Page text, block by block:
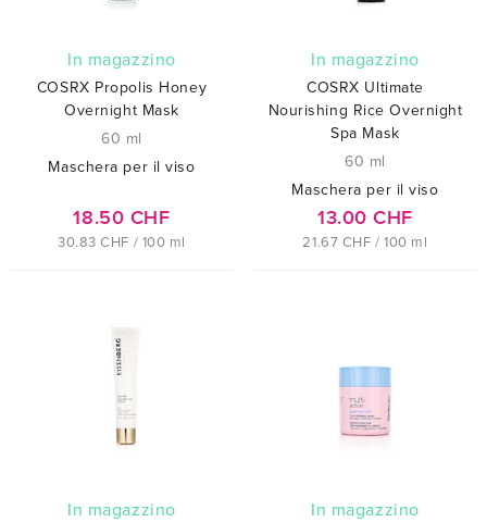
In magazzino
COSRX Propolis Honey
Overnight Mask
60 ml
Maschera per il viso
18.50 CHF
30.83 CHF / 100 ml
In magazzino
COSRX Ultimate
Nourishing Rice Overnight
Spa Mask
60 ml
Maschera per il viso
13.00 CHF
21.67 CHF / 100 ml
In magazzino In magazzino